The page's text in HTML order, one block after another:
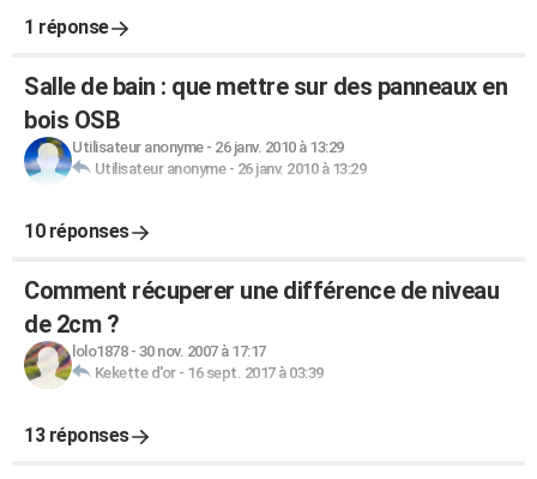
1 réponse
Salle de bain : que mettre sur des panneaux en
bois OSB
Utilisateur anonyme- 26 janv. 2010 à 13:29
Utilisateur anonyme- 26 janv. 2010 à 13:29
10 réponses
Comment récuperer une différence de niveau
de 2cm ?
lolo1878- 30 nov. 2007 à 17:17
Kekette d'or- 16 sept. 2017 à 03:39
13 réponses